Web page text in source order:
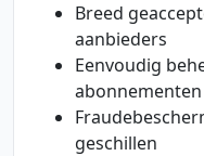
Breed
aanbieders
Eenvoudig
abonnementen
geschillen